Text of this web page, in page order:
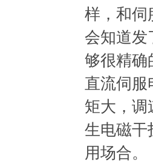
样，和伺
会知道发
够很精确
直流伺服
矩大，调
生电磁干
用场合。